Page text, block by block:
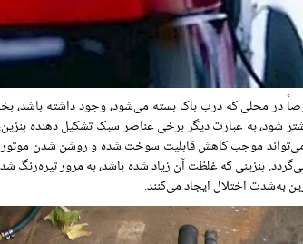
محلی که درب باک بسته می‌شود، وجود داشته باشد،
به عبارت دیگر برخی عناصر سبک تشکیل دهنده بنزین،
موجب کاهش قابلیت سوخت شده و روشن شدن
بنزینی که غلظت آن زیاد شده باشد، به مرور
به‌شدت اختلال ایجاد می‌کنند.